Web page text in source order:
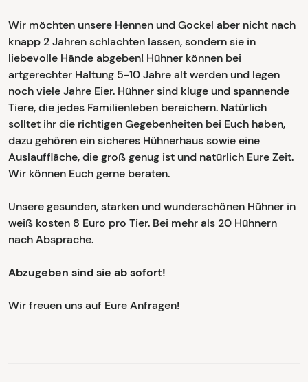
Wir möchten unsere Hennen und Gockel aber nicht nach
knapp 2 Jahren schlachten lassen, sondern sie in
liebevolle Hände abgeben! Hühner können bei
artgerechter Haltung 5-10 Jahre alt werden und legen
noch viele Jahre Eier. Hühner sind kluge und spannende
Tiere, die jedes Familienleben bereichern. Natürlich
solltet ihr die richtigen Gegebenheiten bei Euch haben,
dazu gehören ein sicheres Hühnerhaus sowie eine
Auslauffläche, die groß genug ist und natürlich Eure Zeit.
Wir können Euch gerne beraten.
Unsere gesunden, starken und wunderschönen Hühner in
weiß kosten 8 Euro pro Tier. Bei mehr als 20 Hühnern
nach Absprache.
Abzugeben sind sie ab sofort!
Wir freuen uns auf Eure Anfragen!